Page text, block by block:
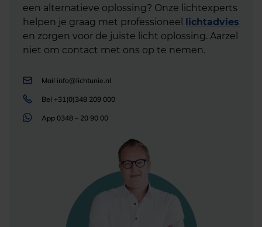
een alternatieve oplossing? Onze lichtexperts
helpen je graag met professioneel lichtadvies
en zorgen voor de juiste licht oplossing. Aarzel
niet om contact met ons op te nemen.
Mail info@lichtunie.nl
Bel +31(0)348 209 000
App 0348 – 20 90 00